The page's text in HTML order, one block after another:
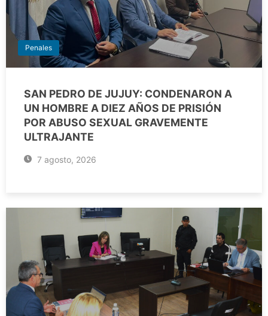
Penales
SAN PEDRO DE JUJUY: CONDENARON A
UN HOMBRE A DIEZ AÑOS DE PRISIÓN
POR ABUSO SEXUAL GRAVEMENTE
ULTRAJANTE
7 agosto, 2026